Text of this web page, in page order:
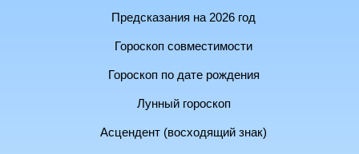
Предсказания на 2026 год
Гороскоп совместимости
Гороскоп по дате рождения
Лунный гороскоп
Асцендент (восходящий знак)